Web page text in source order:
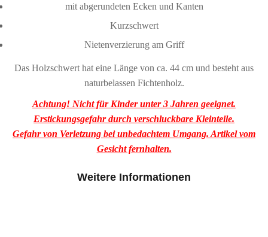
mit abgerundeten Ecken und Kanten
Kurzschwert
Nietenverzierung am Griff
Das Holzschwert hat eine Länge von ca. 44 cm und besteht aus
naturbelassen Fichtenholz.
Achtung! Nicht für Kinder unter 3 Jahren geeignet.
Erstickungsgefahr durch verschluckbare Kleinteile.
Gefahr von Verletzung bei unbedachtem Umgang. Artikel vom
Gesicht fernhalten.
Weitere Informationen